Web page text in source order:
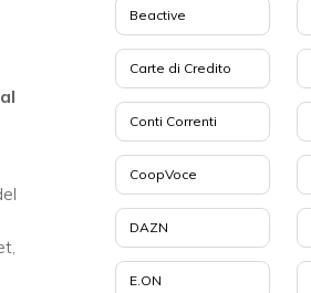
Beactive
Carte di Credito
Conti Correnti
CoopVoce
DAZN
E.ON